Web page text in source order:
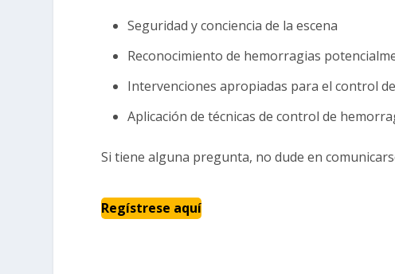
Seguridad y conciencia de la escena
Reconocimiento de hemorragias
Intervenciones apropiadas para el control
Aplicación de técnicas de control de
Si tiene alguna pregunta, no dude en
Regístrese aquí